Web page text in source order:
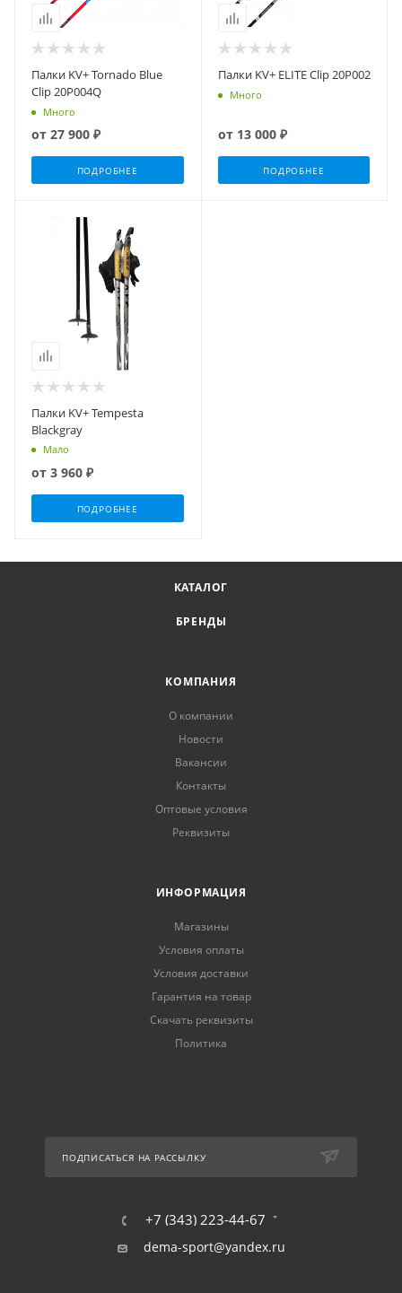
Палки KV+ Tornado Blue
Clip 20P004Q
Много
от 27 900 ₽
ПОДРОБНЕЕ
Палки KV+ ELITE Clip 20P002
Много
от 13 000 ₽
ПОДРОБНЕЕ
Палки KV+ Tempesta
Blackgray
Мало
от 3 960 ₽
ПОДРОБНЕЕ
КАТАЛОГ
БРЕНДЫ
КОМПАНИЯ
О компании
Новости
Вакансии
Контакты
Оптовые условия
Реквизиты
ИНФОРМАЦИЯ
Магазины
Условия оплаты
Условия доставки
Гарантия на товар
Скачать реквизиты
Политика
ПОДПИСАТЬСЯ НА РАССЫЛКУ
+7 (343) 223-44-67
dema-sport@yandex.ru